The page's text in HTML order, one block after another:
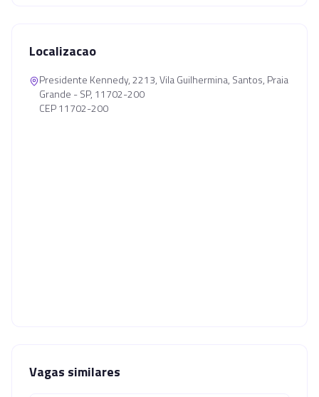
Localizacao
Presidente Kennedy, 2213, Vila Guilhermina, Santos, Praia
Grande - SP, 11702-200
CEP 11702-200
Vagas similares